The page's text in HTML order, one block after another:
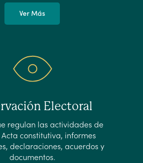
Ver Más
Electoral
regulan las actividades de
Acta constitutiva, informes
declaraciones, acuerdos y
documentos.